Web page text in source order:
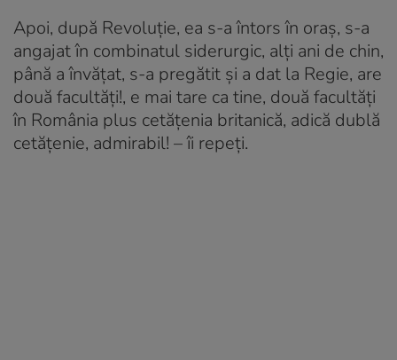
Apoi, după Revoluție, ea s-a întors în oraș, s-a
angajat în combinatul siderurgic, alți ani de chin,
până a învățat, s-a pregătit și a dat la Regie, are
două facultăți!, e mai tare ca tine, două facultăți
în România plus cetățenia britanică, adică dublă
cetățenie, admirabil! – îi repeți.